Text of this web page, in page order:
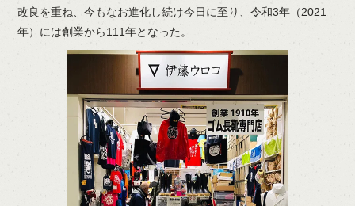
改良を重ね、今もなお進化し続け今日に至り、令和3年（2021
年）には創業から111年となった。